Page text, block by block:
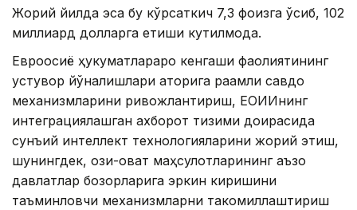
Жорий йилда эса бу кўрсаткич 7,3 фоизга ўсиб, 102
миллиард долларга етиши кутилмоқда.
Евроосиё ҳукуматлараро кенгаши фаолиятининг
устувор йўналишлари қаторига рақамли савдо
механизмларини ривожлантириш, ЕОИИнинг
интеграциялашган ахборот тизими доирасида
сунъий интеллект технологияларини жорий этиш,
шунингдек, озиқ-овқат маҳсулотларининг аъзо
давлатлар бозорларига эркин киришини
таъминловчи механизмларни такомиллаштириш